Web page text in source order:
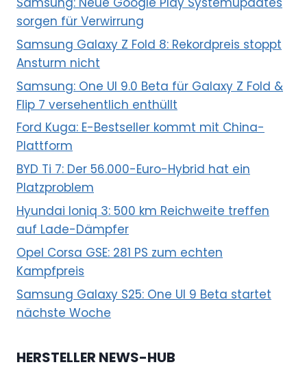
sorgen für Verwirrung
Samsung Galaxy Z Fold 8: Rekordpreis stoppt
Ansturm nicht
Samsung: One UI 9.0 Beta für Galaxy Z Fold &
Flip 7 versehentlich enthüllt
Ford Kuga: E-Bestseller kommt mit China-
Plattform
BYD Ti 7: Der 56.000-Euro-Hybrid hat ein
Platzproblem
Hyundai Ioniq 3: 500 km Reichweite treffen
auf Lade-Dämpfer
Opel Corsa GSE: 281 PS zum echten
Kampfpreis
Samsung Galaxy S25: One UI 9 Beta startet
nächste Woche
HERSTELLER NEWS-HUB